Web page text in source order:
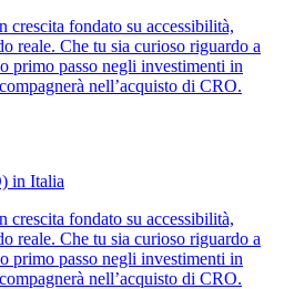
crescita fondato su accessibilità,
reale. Che tu sia curioso riguardo a
primo passo negli investimenti in
nell’acquisto di CRO.
in Italia
crescita fondato su accessibilità,
reale. Che tu sia curioso riguardo a
primo passo negli investimenti in
nell’acquisto di CRO.